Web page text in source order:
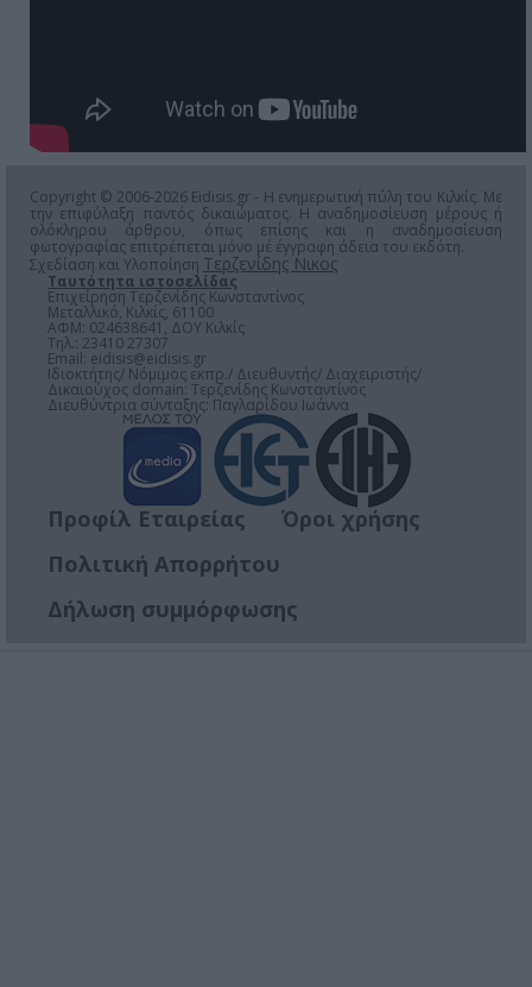
Copyright © 2006-2026 Eidisis.gr - Η ενημερωτική πύλη του Κιλκίς. Με
την επιφύλαξη παντός δικαιώματος. Η αναδημοσίευση μέρους ή
ολόκληρου άρθρου, όπως επίσης και η αναδημοσίευση
φωτογραφίας επιτρέπεται μόνο μέ έγγραφη άδεια του εκδότη.
Σχεδίαση και Υλοποίηση Τερζενίδης Νικος
Ταυτότητα ιστοσελίδας
Επιχείρηση Τερζενίδης Κωνσταντίνος
Μεταλλικό, Κιλκίς, 61100
ΑΦΜ: 024638641, ΔΟΥ Κιλκίς
Τηλ.: 23410 27307
Email: eidisis@eidisis.gr
Ιδιοκτήτης/ Νόμιμος εκπρ./ Διευθυντής/ Διαχειριστής/
Δικαιούχος domain: Τερζενίδης Κωνσταντίνος
Διευθύντρια σύνταξης: Παγλαρίδου Ιωάννα
Προφίλ Εταιρείας
Όροι χρήσης
Πολιτική Απορρήτου
Δήλωση συμμόρφωσης